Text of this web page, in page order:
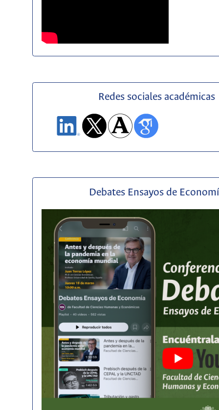
Redes sociales académicas
Debates Ensayos de